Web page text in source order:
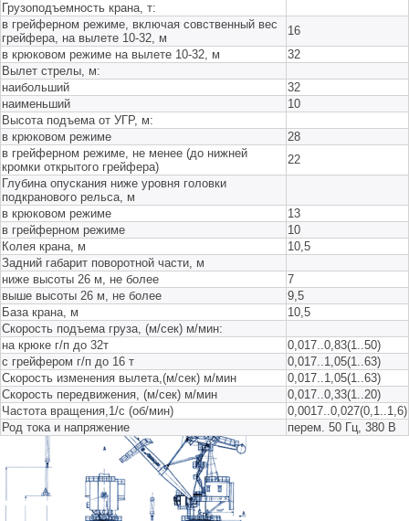
Грузоподъемность крана, т:
в грейферном режиме, включая совственный вес
грейфера, на вылете 10-32, м
16
в крюковом режиме на вылете 10-32, м
32
Вылет стрелы, м:
наибольший
32
наименьший
10
Высота подъема от УГР, м:
в крюковом режиме
28
в грейферном режиме, не менее (до нижней
кромки открытого грейфера)
22
Глубина опускания ниже уровня головки
подкранового рельса, м
в крюковом режиме
13
в грейферном режиме
10
Колея крана, м
10,5
Задний габарит поворотной части, м
ниже высоты 26 м, не более
7
выше высоты 26 м, не более
9,5
База крана, м
10,5
Скорость подъема груза, (м/сек) м/мин:
на крюке г/п до 32т
0,017..0,83(1..50)
с грейфером г/п до 16 т
0,017..1,05(1..63)
Скорость изменения вылета,(м/сек) м/мин
0,017..1,05(1..63)
Скорость передвижения, (м/сек) м/мин
0,017..0,33(1..20)
Частота вращения,1/с (об/мин)
0,0017..0,027(0,1..1,6)
Род тока и напряжение
перем. 50 Гц, 380 В